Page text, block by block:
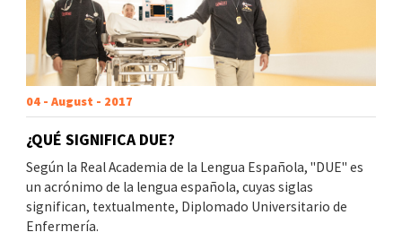
04 - August - 2017
¿QUÉ SIGNIFICA DUE?
Según la Real Academia de la Lengua Española, "DUE" es
un acrónimo de la lengua española, cuyas siglas
significan, textualmente, Diplomado Universitario de
Enfermería.